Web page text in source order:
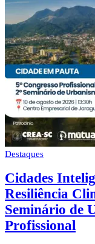
Destaques
Cidades
Resiliência
Seminário de
Profissional